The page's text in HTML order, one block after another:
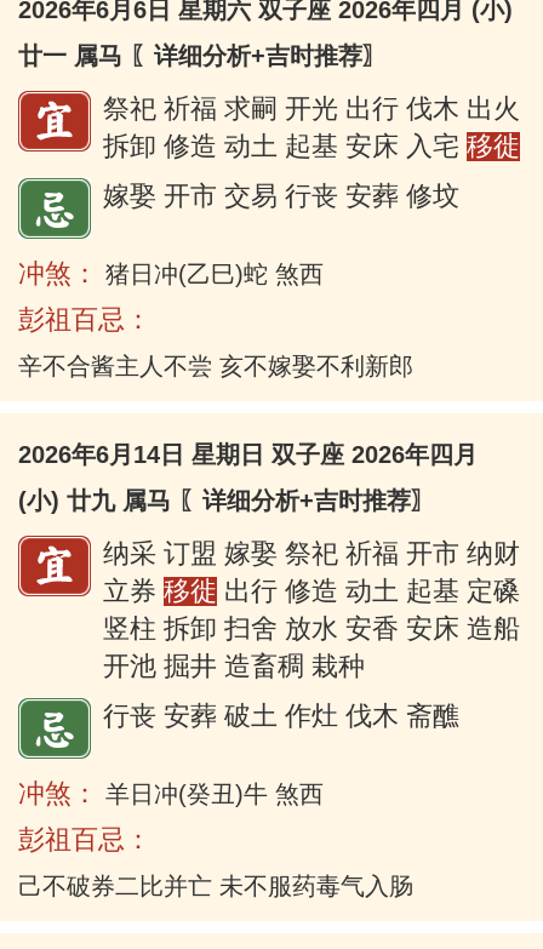
2026年6月6日 星期六 双子座 2026年四月 (小)
廿一 属马 〖详细分析+吉时推荐〗
祭祀 祈福 求嗣 开光 出行 伐木 出火
拆卸 修造 动土 起基 安床 入宅 移徙
嫁娶 开市 交易 行丧 安葬 修坟
冲煞： 猪日冲(乙巳)蛇 煞西
彭祖百忌：
辛不合酱主人不尝 亥不嫁娶不利新郎
2026年6月14日 星期日 双子座 2026年四月
(小) 廿九 属马 〖详细分析+吉时推荐〗
纳采 订盟 嫁娶 祭祀 祈福 开市 纳财
立券 移徙 出行 修造 动土 起基 定磉
竖柱 拆卸 扫舍 放水 安香 安床 造船
开池 掘井 造畜稠 栽种
行丧 安葬 破土 作灶 伐木 斋醮
冲煞： 羊日冲(癸丑)牛 煞西
彭祖百忌：
己不破券二比并亡 未不服药毒气入肠